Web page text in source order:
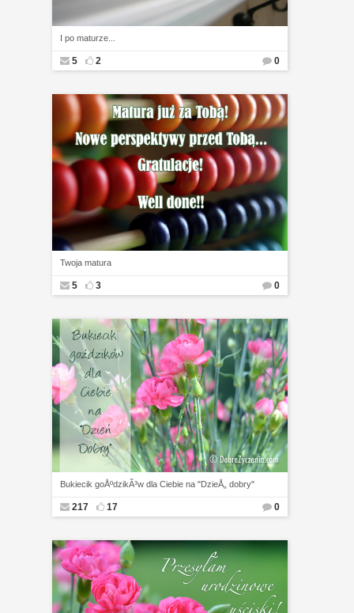
I po maturze...
5 2 0
Twoja matura
5 3 0
Bukiecik goÅºdzikÃ³w dla Ciebie na "DzieÅ„ dobry"
217 17 0